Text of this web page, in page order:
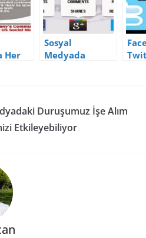
Her
Sosyal
Medyada
Duruşumuz İşe Alım
Etkileyebiliyor